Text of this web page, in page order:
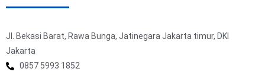
Jl. Bekasi Barat, Rawa Bunga, Jatinegara Jakarta timur, DKI
Jakarta
0857 5993 1852